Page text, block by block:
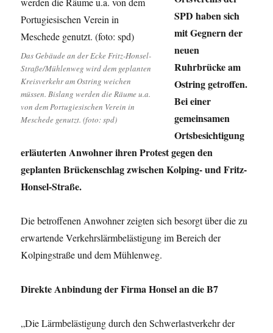
Das Gebäude an der Ecke Fritz-Honsel-
Straße/Mühlenweg wird dem geplanten
Kreisverkehr am Ostring weichen
müssen. Bislang werden die Räume u.a.
von dem Portugiesischen Verein in
Meschede genutzt. (foto: spd)
SPD haben sich
mit Gegnern der
neuen
Ruhrbrücke am
Ostring getroffen.
Bei einer
gemeinsamen
Ortsbesichtigung
erläuterten Anwohner ihren Protest gegen den
geplanten Brückenschlag zwischen Kolping- und Fritz-
Honsel-Straße.
Die betroffenen Anwohner zeigten sich besorgt über die zu
erwartende Verkehrslärmbelästigung im Bereich der
Kolpingstraße und dem Mühlenweg.
Direkte Anbindung der Firma Honsel an die B7
„Die Lärmbelästigung durch den Schwerlastverkehr der